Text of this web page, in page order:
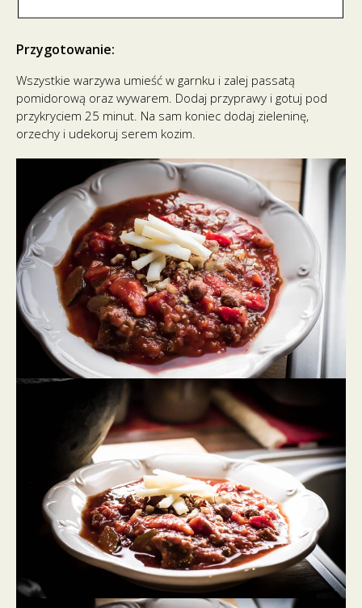
Przygotowanie:
Wszystkie warzywa umieść w garnku i zalej passatą
pomidorową oraz wywarem. Dodaj przyprawy i gotuj pod
przykryciem 25 minut. Na sam koniec dodaj zieleninę,
orzechy i udekoruj serem kozim.